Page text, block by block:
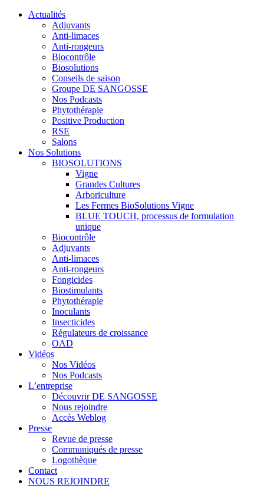
Actualités
Adjuvants
Anti-limaces
Anti-rongeurs
Biocontrôle
Biosolutions
Conseils de saison
Groupe DE SANGOSSE
Nos Podcasts
Phytothérapie
Positive Production
RSE
Salons
Nos Solutions
BIOSOLUTIONS
Vigne
Grandes Cultures
Arboriculture
Les Fermes BioSolutions Vigne
BLUE TOUCH, processus de formulation
unique
Biocontrôle
Adjuvants
Anti-limaces
Anti-rongeurs
Fongicides
Biostimulants
Phytothérapie
Inoculants
Insecticides
Régulateurs de croissance
OAD
Vidéos
Nos Vidéos
Nos Podcasts
L’entreprise
Découvrir DE SANGOSSE
Nous rejoindre
Accès Weblog
Presse
Revue de presse
Communiqués de presse
Logothèque
Contact
NOUS REJOINDRE